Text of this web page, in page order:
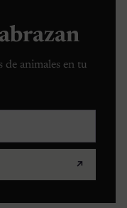
de animales en tu
↗